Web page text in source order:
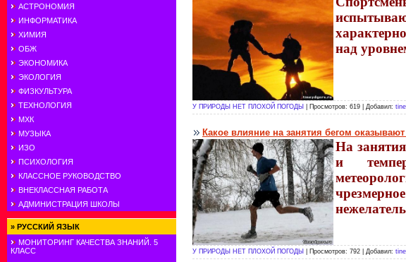
АСТРОНОМИЯ
ИНФОРМАТИКА
ХИМИЯ
ОБЖ
ЭКОНОМИКА
ЭКОЛОГИЯ
ФИЗКУЛЬТУРА
ТЕХНОЛОГИЯ
МХК
МУЗЫКА
ИЗО
ПСИХОЛОГИЯ
КЛАССНОЕ РУКОВОДСТВО
ВНЕКЛАССНАЯ РАБОТА
АДМИНИСТРАЦИЯ ШКОЛЫ
» РУССКИЙ ЯЗЫК
МОНИТОРИНГ КАЧЕСТВА ЗНАНИЙ. 5
КЛАСС
над
У ПРИРОДЫ НЕТ ПЛОХОЙ ПОГОДЫ | Просмотров: 619 | Добавил:
Какое влияние на занятия бегом
На
и
У ПРИРОДЫ НЕТ ПЛОХОЙ ПОГОДЫ | Просмотров: 792 | Добавил: